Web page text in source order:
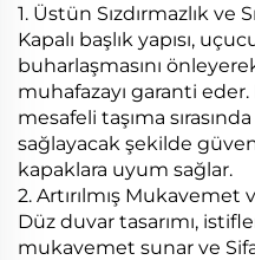
1. Üstün Sızdırmazlık ve
Kapalı başlık yapısı,
buharlaşmasını
muhafazayı garanti eder.
mesafeli taşıma
sağlayacak şekilde
kapaklara uyum sağlar.
2. Artırılmış Mukavemet
Düz duvar tasarımı,
mukavemet sunar ve